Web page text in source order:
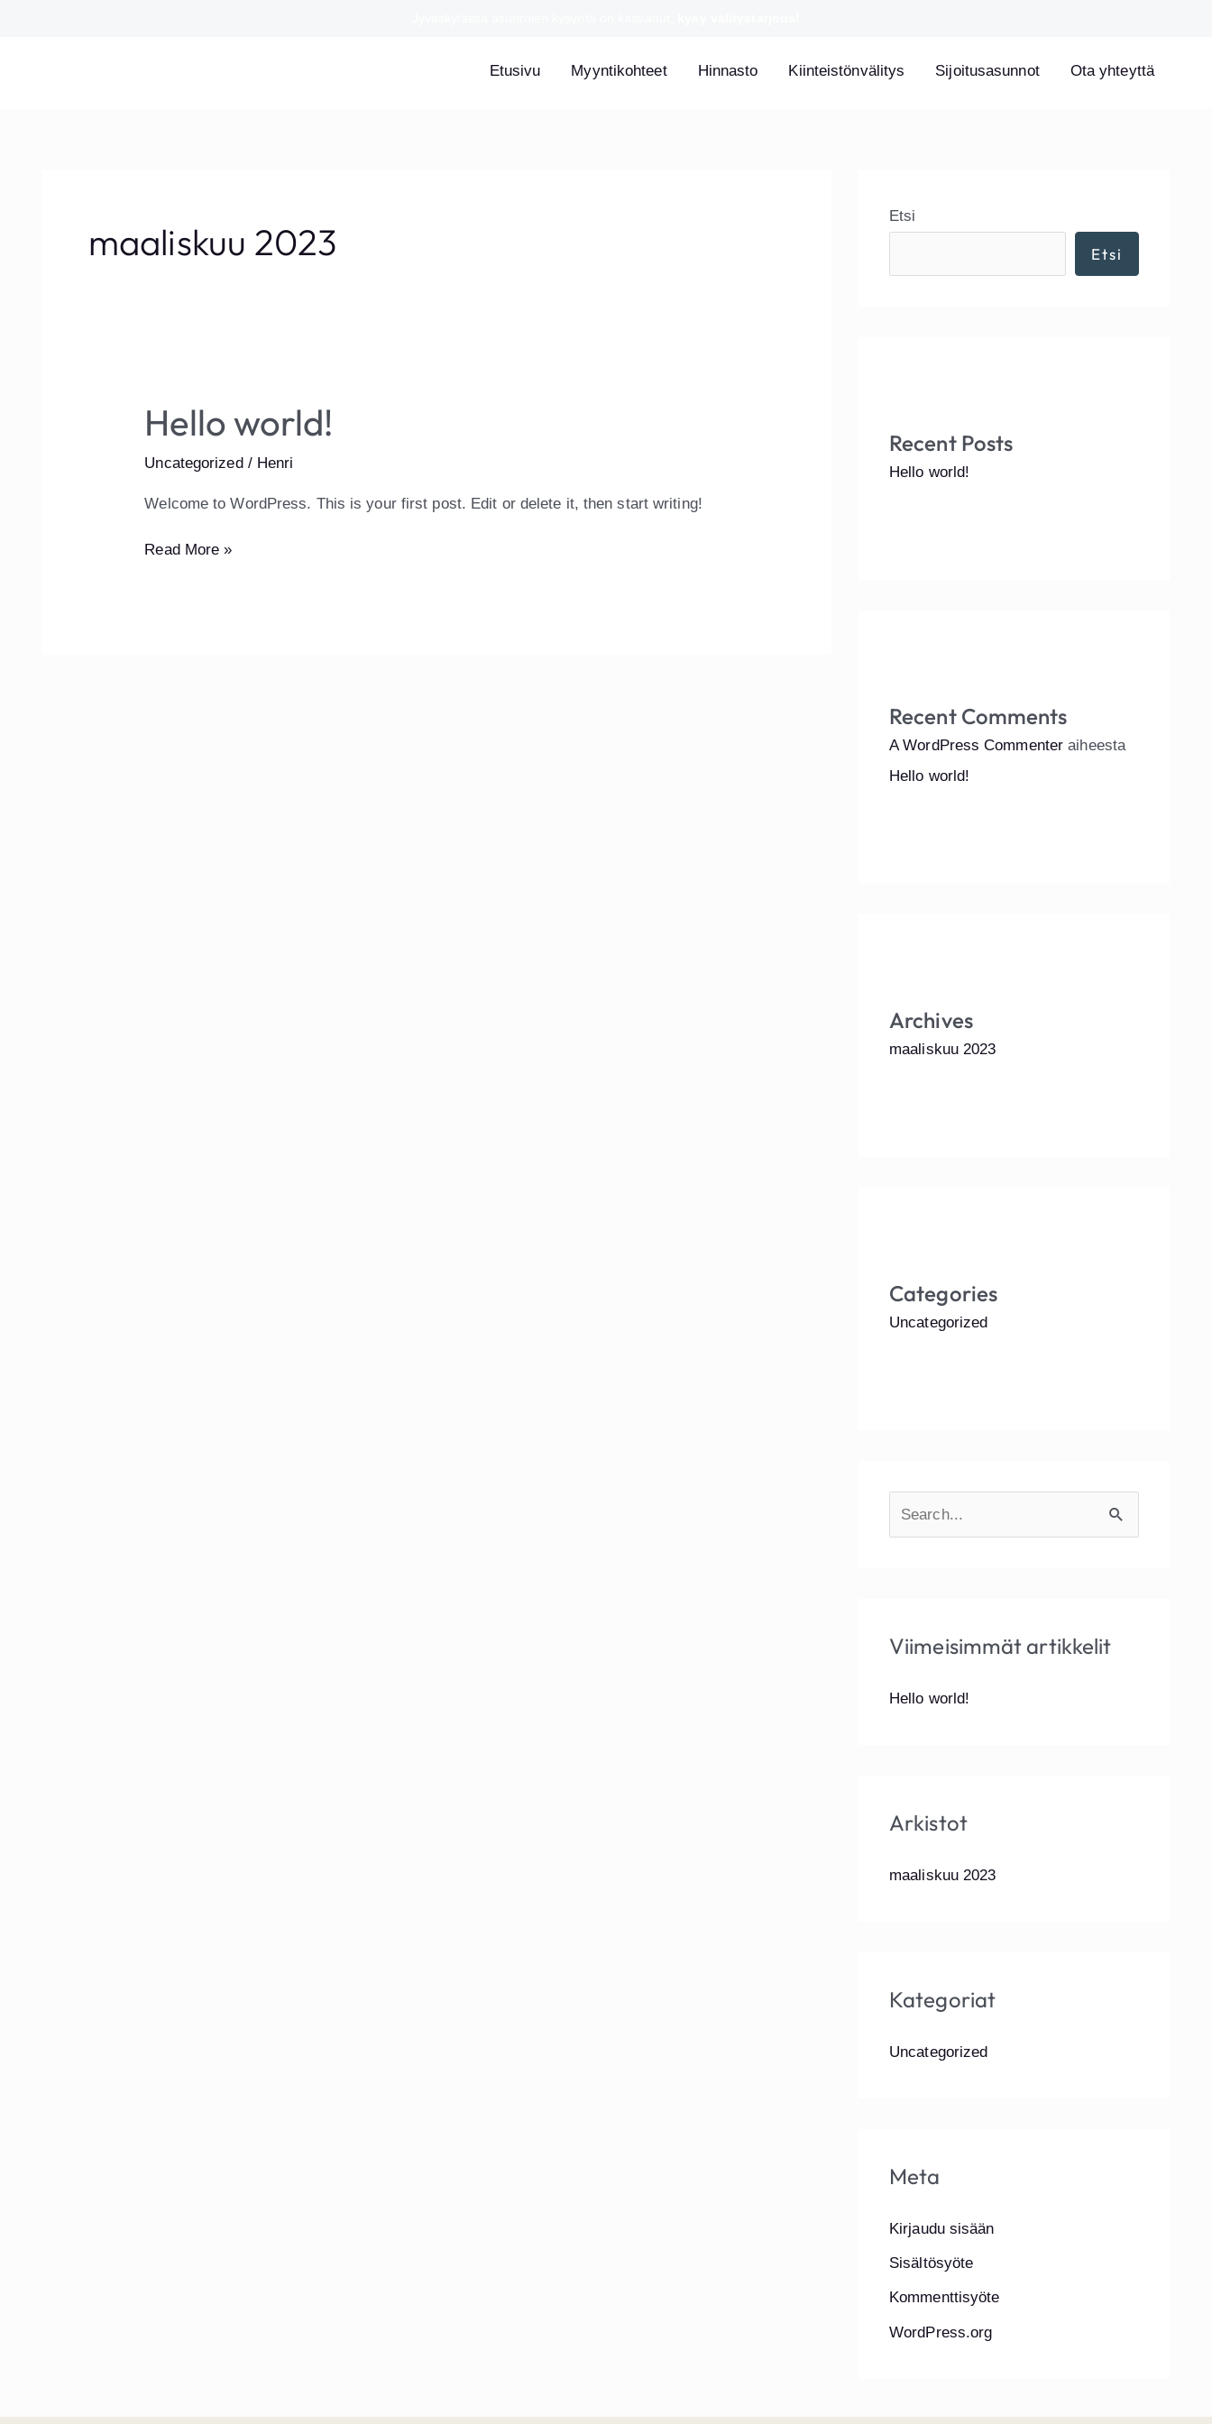
Etusivu Myyntikohteet Hinnasto Kiinteistönvälitys Sijoitusasunnot Ota yhteyttä
maaliskuu 2023
Hello world!
Uncategorized/ Henri
Welcome to WordPress. This is your first post. Edit or delete it, then start writing!
Hello
world!
Read More »
Etsi
Etsi
Recent Posts
Hello world!
Recent Comments
A WordPress Commenter aiheesta
Hello world!
Archives
maaliskuu 2023
Categories
Uncategorized
c
f
Viimeisimmät artikkelit
Hello world!
Arkistot
maaliskuu 2023
Kategoriat
Uncategorized
Meta
Kirjaudu sisään
Sisältösyöte
Kommenttisyöte
WordPress.org